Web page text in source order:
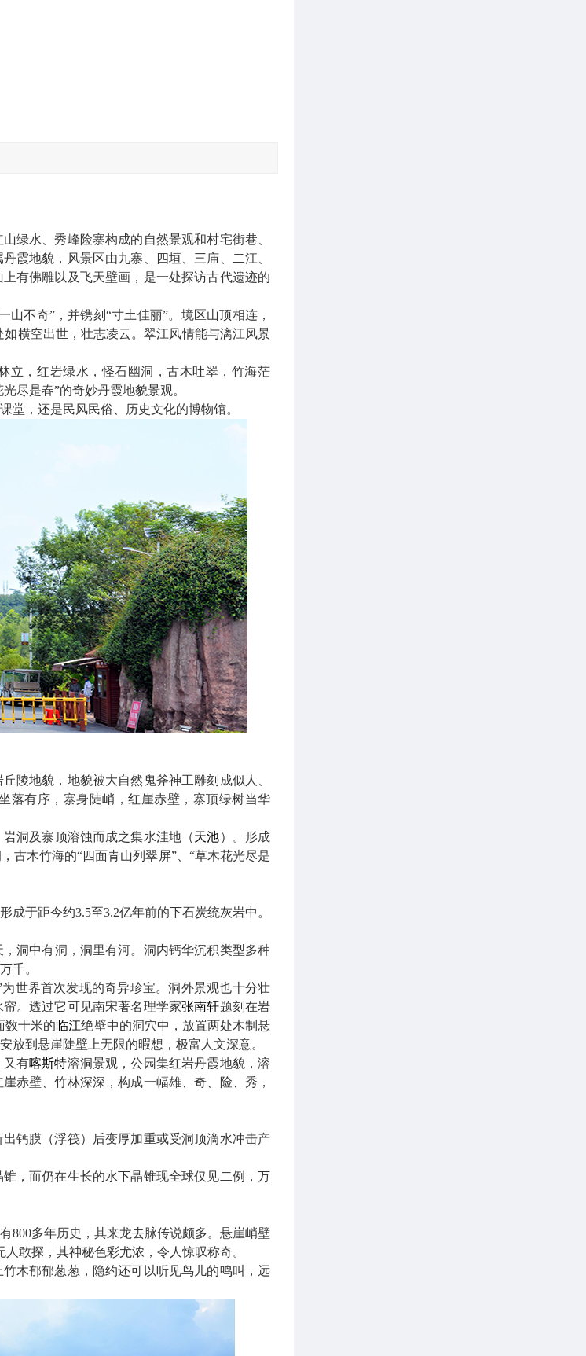
山绿水、秀峰险寨构成的自然景观和村宅街巷、
霞地貌，风景区由九寨、四垣、三庙、二江、
有佛雕以及飞天壁画，是一处探访古代遗迹的
山不奇”，并镌刻“寸土佳丽”。境区山顶相连，
横空出世，壮志凌云。翠江风情能与漓江风景
立，红岩绿水，怪石幽洞，古木吐翠，竹海茫
尽是春”的奇妙丹霞地貌景观。
堂，还是民风民俗、历史文化的博物馆。
陵地貌，地貌被大自然鬼斧神工雕刻成似人、
落有序，寨身陡峭，红崖赤壁，寨顶绿树当华
岩洞及寨顶溶蚀而成之集水洼地（天池）。形成
古木竹海的“四面青山列翠屏”、“草木花光尽是
成于距今约3.5至3.2亿年前的下石炭统灰岩中。
洞中有洞，洞里有河。洞内钙华沉积类型多种
千。
世界首次发现的奇异珍宝。洞外景观也十分壮
。透过它可见南宋著名理学家张南轩题刻在岩
数十米的临江绝壁中的洞穴中，放置两处木制悬
放到悬崖陡壁上无限的暇想，极富人文深意。
又有喀斯特溶洞景观，公园集红岩丹霞地貌，溶
赤壁、竹林深深，构成一幅雄、奇、险、秀，
出钙膜（浮筏）后变厚加重或受洞顶滴水冲击产
，而仍在生长的水下晶锥现全球仅见二例，万
800多年历史，其来龙去脉传说颇多。悬崖峭壁
敢探，其神秘色彩尤浓，令人惊叹称奇。
木郁郁葱葱，隐约还可以听见鸟儿的鸣叫，远